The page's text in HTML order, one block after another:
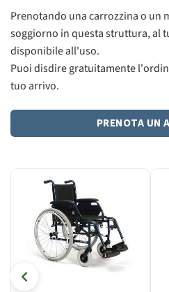
Prenotando una carrozzina o un
soggiorno in questa struttura, al
disponibile all'uso.
Puoi disdire gratuitamente
tuo arrivo.
PRENOTA UN